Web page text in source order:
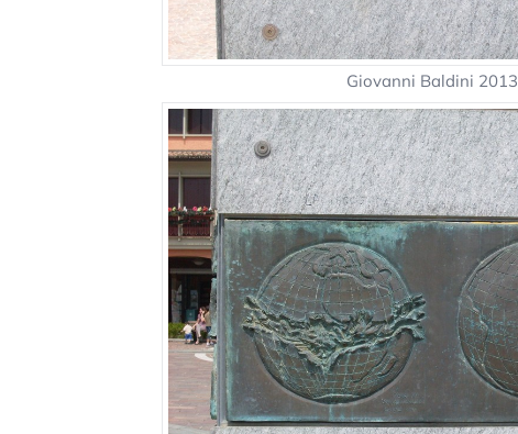
Giovanni Baldini 2013